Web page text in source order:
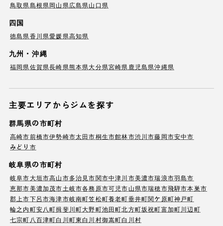
鳥取県島根県岡山県広島県山口県
四国
徳島県香川県愛媛県高知県
九州・沖縄
福岡県佐賀県長崎県熊本県大分県宮崎県鹿児島県沖縄県
主要エリアからジムを探す
群馬県の市町村
高崎市前橋市伊勢崎市太田市桐生市館林市渋川市藤岡市安中市
みどり市
岐阜県の市町村
岐阜市大垣市高山市多治見市関市中津川市美濃市瑞浪市羽島市
恵那市美濃加茂市土岐市各務原市可児市山県市瑞穂市飛騨市本巣市
郡上市下呂市海津市岐南町笠松町養老町垂井町関ケ原町神戸町
輪之内町安八町揖斐川町大野町池田町北方町坂祝町富加町川辺町
七宗町八百津町白川町東白川村御嵩町白川村